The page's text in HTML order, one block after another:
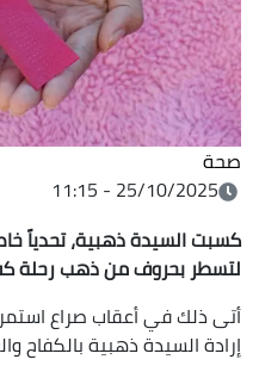
صحة
25/10/2025 - 11:15
كسبتالسيدة ذهبية، تحدياً
لتسطر بحروف من ذهب رحلة
أتى ذلك في أعقاب صراع استمر
إرادة السيدة ذهبية بالكفاح